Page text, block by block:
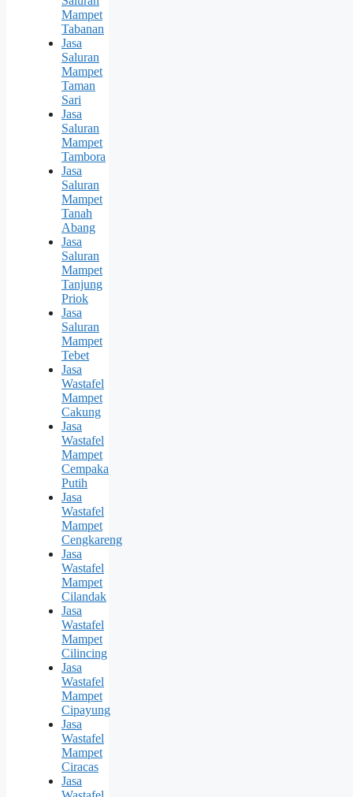
Mampet
Tabanan
Jasa
Saluran
Mampet
Taman
Sari
Jasa
Saluran
Mampet
Tambora
Jasa
Saluran
Mampet
Tanah
Abang
Jasa
Saluran
Mampet
Tanjung
Priok
Jasa
Saluran
Mampet
Tebet
Jasa
Wastafel
Mampet
Cakung
Jasa
Wastafel
Mampet
Cempaka
Putih
Jasa
Wastafel
Mampet
Cengkareng
Jasa
Wastafel
Mampet
Cilandak
Jasa
Wastafel
Mampet
Cilincing
Jasa
Wastafel
Mampet
Cipayung
Jasa
Wastafel
Mampet
Ciracas
Jasa